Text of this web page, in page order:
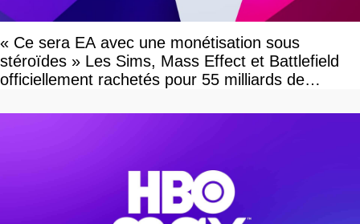
« Ce sera EA avec une monétisation sous
stéroïdes » Les Sims, Mass Effect et Battlefield
officiellement rachetés pour 55 milliards de